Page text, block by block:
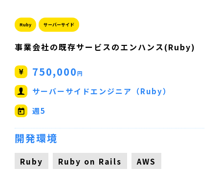
Ruby サーバーサイド
事業会社の既存サービスのエンハンス(Ruby)
750,000円
サーバーサイドエンジニア（Ruby）
週5
開発環境
Ruby Ruby on Rails AWS